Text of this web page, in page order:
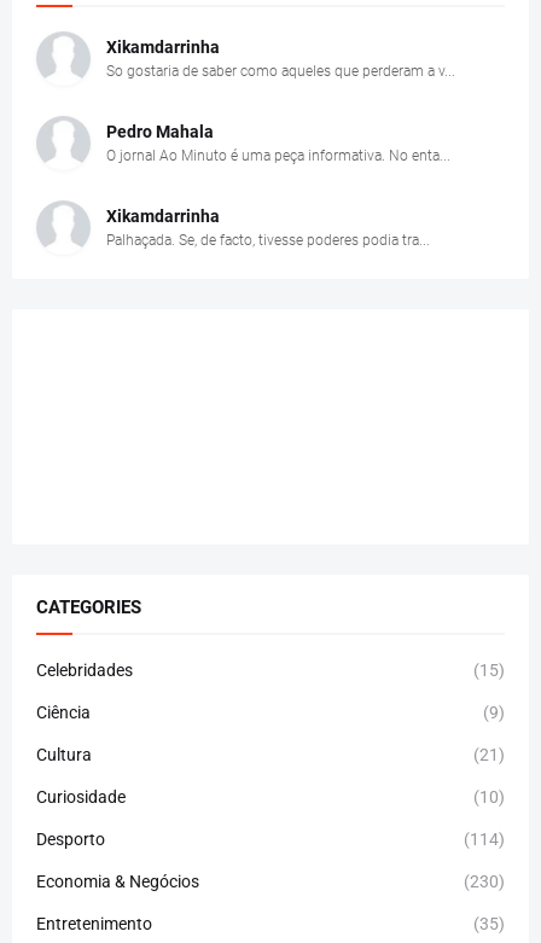
Xikamdarrinha
So gostaria de saber como aqueles que perderam a v...
Pedro Mahala
O jornal Ao Minuto é uma peça informativa. No enta...
Xikamdarrinha
Palhaçada. Se, de facto, tivesse poderes podia tra...
CATEGORIES
Celebridades (15)
Ciência (9)
Cultura (21)
Curiosidade (10)
Desporto (114)
Economia & Negócios (230)
Entretenimento (35)